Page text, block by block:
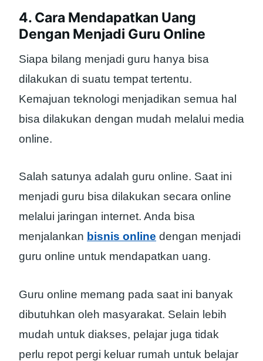
4. Cara Mendapatkan Uang
Dengan Menjadi Guru Online
Siapa bilang menjadi guru hanya bisa
dilakukan di suatu tempat tertentu.
Kemajuan teknologi menjadikan semua hal
bisa dilakukan dengan mudah melalui media
online.
Salah satunya adalah guru online. Saat ini
menjadi guru bisa dilakukan secara online
melalui jaringan internet. Anda bisa
menjalankan bisnis online dengan menjadi
guru online untuk mendapatkan uang.
Guru online memang pada saat ini banyak
dibutuhkan oleh masyarakat. Selain lebih
mudah untuk diakses, pelajar juga tidak
perlu repot pergi keluar rumah untuk belajar